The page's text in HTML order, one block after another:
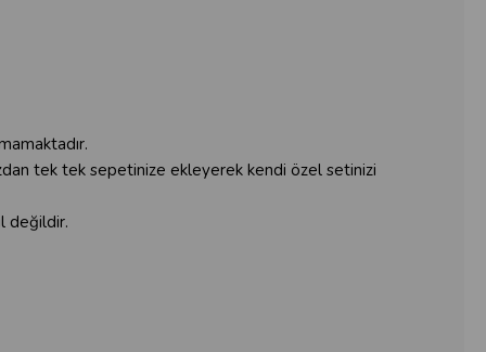
tek tek sepetinize ekleyerek kendi özel setinizi
değildir.